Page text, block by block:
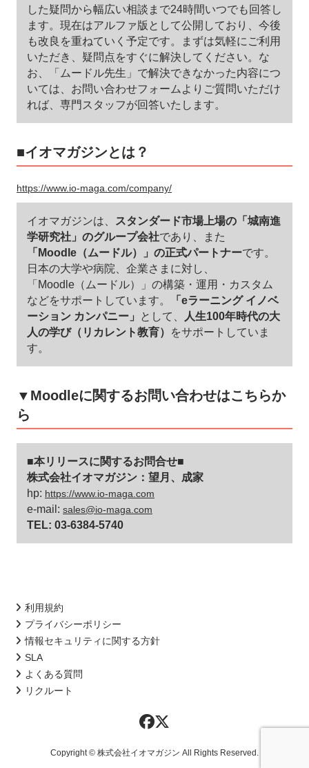
した疑問から幅広い相談まで24時間いつでも回答し
ます。現在はアルファ版として公開しており、今後
も改良を重ねていく予定です。まずは気軽にご利用
いただき、疑問点をすぐに解決してください。な
お、「ムードル先生」で解決できなかった内容につ
いては、お問い合わせフォームよりご質問いただけ
れば、専門スタッフが回答いたします。
■イオマガジンとは？
https://www.io-maga.com/company/
イオマガジンは、
スタンダード市場上場の「城南進
学研究社」のグループ会社であり、また
「Moodle（ムードル）」の正式パートナーです。
日本の大学や病院、企業さまに対し、
「Moodle（ムードル）」の構築・運用・カスタム
などをサポートしています。
「eラーニング イノベ
ーション カンパニー」
として、
人生100年時代の大
人の学び（リカレント教育）
をサポートしていま
す。
▼Moodleに関するお問い合わせはこちらか
ら
■本リリースに関するお問合せ■
株式会社イオマガジン：望月、成家
hp: https://www.io-maga.com
e-mail: sales@io-maga.com
TEL: 03-6384-5740
利用規約
プライバシーポリシー
情報セキュリティに関する方針
SLA
よくある質問
リクルート
Copyright © 株式会社イオマガジン All Rights Reserved.